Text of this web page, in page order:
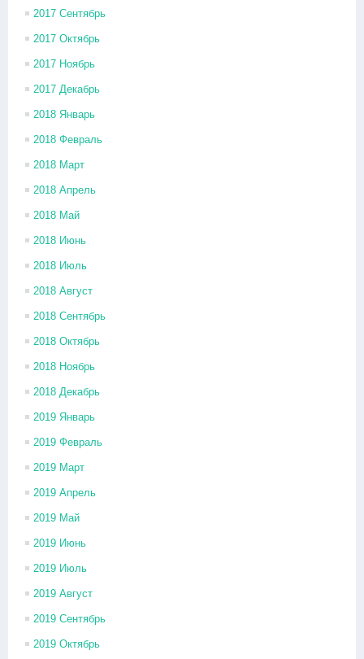
2017 Сентябрь
2017 Октябрь
2017 Ноябрь
2017 Декабрь
2018 Январь
2018 Февраль
2018 Март
2018 Апрель
2018 Май
2018 Июнь
2018 Июль
2018 Август
2018 Сентябрь
2018 Октябрь
2018 Ноябрь
2018 Декабрь
2019 Январь
2019 Февраль
2019 Март
2019 Апрель
2019 Май
2019 Июнь
2019 Июль
2019 Август
2019 Сентябрь
2019 Октябрь